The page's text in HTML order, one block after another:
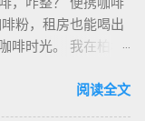
粉，租房也能喝出
啡时光。 我在柏林
、Porlex这些牌
阅读全文